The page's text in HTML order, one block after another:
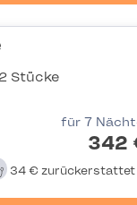
Stücke
für 7
342
34 € zurückerstattet